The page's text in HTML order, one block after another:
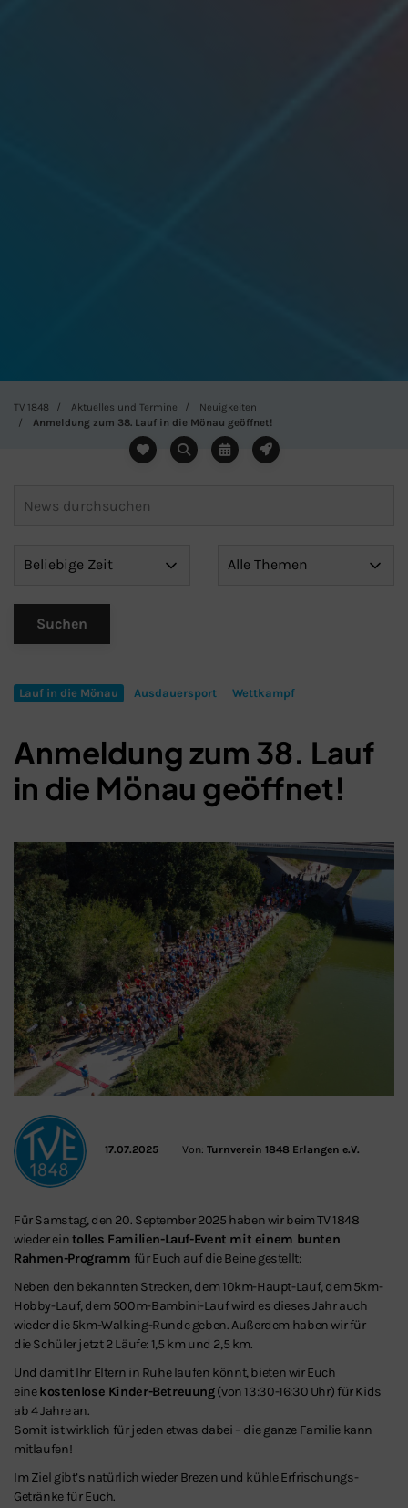
Schließen
TV 1848 Aktuelles und Termine
Neuigkeiten
Anmeldung zum 38. Lauf in die Mönau geöffnet!
Lauf in die Mönau Ausdauersport Wettkampf
Anmeldung zum 38. Lauf
in die Mönau geöffnet!
17.07.2025 Von: Turnverein 1848 Erlangen e.V.
Für Samstag, den 20. September 2025 haben wir beim TV 1848
wieder eintolles Familien-Lauf-Event mit einem bunten
Rahmen-Programm für Euch auf die Beine gestellt:
Neben den bekannten Strecken, dem 10km-Haupt-Lauf, dem 5km-
Hobby-Lauf, dem 500m-Bambini-Lauf wird es dieses Jahr auch
wieder die 5km-Walking-Runde geben. Außerdem haben wir für
die Schüler jetzt 2 Läufe: 1,5 km und 2,5 km.
Und damit Ihr Eltern in Ruhe laufen könnt, bieten wir Euch
einekostenlose Kinder-Betreuung(von 13:30-16:30 Uhr) für Kids
ab 4 Jahre an.
Somit ist wirklich für jeden etwas dabei – die ganze Familie kann
mitlaufen!
Im Ziel gibt’s natürlich wieder Brezen und kühle Erfrischungs-
Getränke für Euch.